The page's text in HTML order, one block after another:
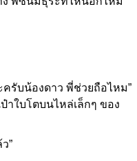
บน้องดาว พี่ช่วยถือไหม”
าใบโตบนไหล่เล็กๆ ของ
”